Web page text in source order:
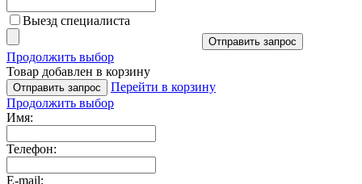
Выезд специалиста
Отправить запрос
Продолжить выбор
Товар добавлен в корзину
Отправить запрос
Перейти в корзину
Продолжить выбор
Имя:
Телефон:
E-mail: